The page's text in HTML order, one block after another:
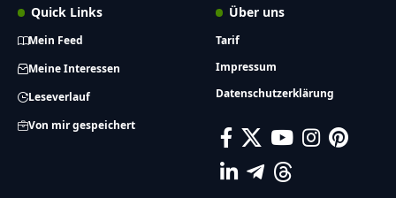
Quick Links
Mein Feed
Meine Interessen
Leseverlauf
Von mir gespeichert
Über uns
Tarif
Impressum
Datenschutzerklärung